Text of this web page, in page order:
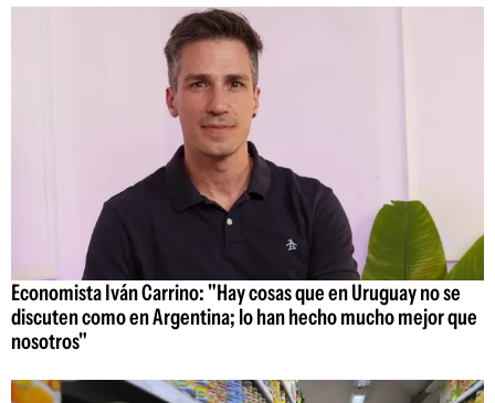
Economista Iván Carrino: "Hay cosas que en Uruguay no se
discuten como en Argentina; lo han hecho mucho mejor que
nosotros"